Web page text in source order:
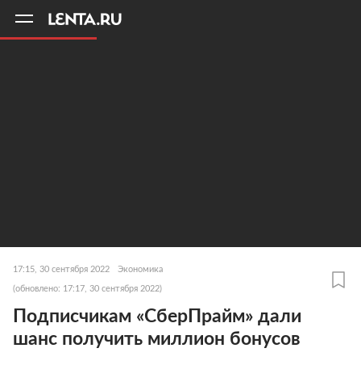
17:15, 30 сентября 2022 Экономика
(обновлено: 17:17, 30 сентября 2022)
Подписчикам «СберПрайм» дали
шанс получить миллион бонусов